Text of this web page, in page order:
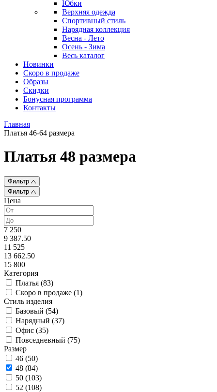
Юбки
Верхняя одежда
Спортивный стиль
Нарядная коллекция
Весна - Лето
Осень - Зима
Весь каталог
Новинки
Скоро в продаже
Образы
Скидки
Бонусная программа
Контакты
Главная
Платья 46-64 размера
Платья 48 размера
Фильтр
Фильтр
Цена
7 250
9 387.50
11 525
13 662.50
15 800
Категория
Платья (83)
Скоро в продаже (1)
Стиль изделия
Базовый (54)
Нарядный (37)
Офис (35)
Повседневный (75)
Размер
46 (50)
48 (84)
50 (103)
52 (108)